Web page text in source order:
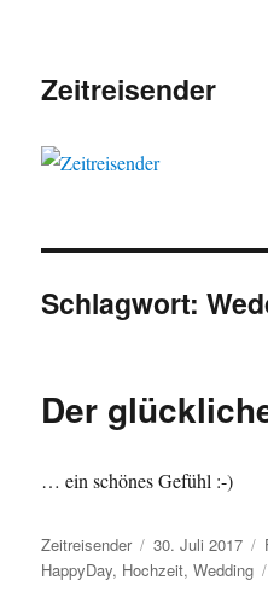
Zeitreisender
Schlagwort:
Der
… ein schönes Gefühl :-)
Autor
Zeitreisender
Veröffentlicht
am
30. Juli 2017
HappyDay, Hochzeit,Wedding